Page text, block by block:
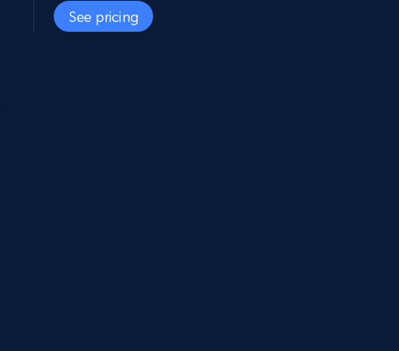
See pricing